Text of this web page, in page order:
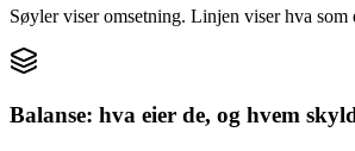
Søyler viser omsetning. Linjen viser hva som
Balanse: hva eier de, og hvem